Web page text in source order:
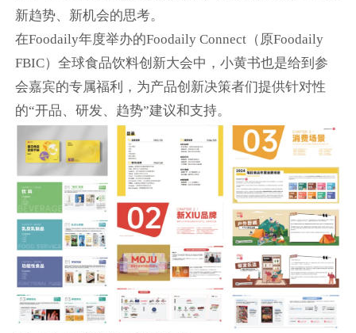
新趋势、新机会的思考。
在Foodaily年度举办的Foodaily Connect（原Foodaily
FBIC）全球食品饮料创新大会中，小黄书也是给到参
会嘉宾的专属福利，为产品创新决策者们提供针对性
的“开品、研发、趋势”建议和支持。